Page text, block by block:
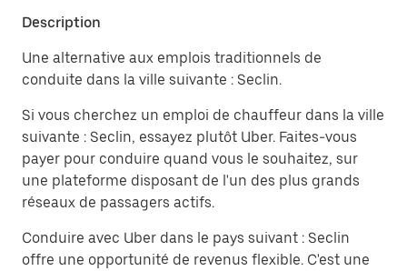
Description
Une alternative aux emplois traditionnels de
conduite dans la ville suivante : Seclin.
Si vous cherchez un emploi de chauffeur dans la ville
suivante : Seclin, essayez plutôt Uber. Faites-vous
payer pour conduire quand vous le souhaitez, sur
une plateforme disposant de l'un des plus grands
réseaux de passagers actifs.
Conduire avec Uber dans le pays suivant : Seclin
offre une opportunité de revenus flexible. C'est une